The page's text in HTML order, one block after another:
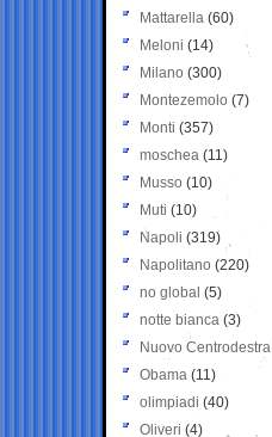
Mattarella (60)
Meloni (14)
Milano (300)
Montezemolo (7)
Monti (357)
moschea (11)
Musso (10)
Muti (10)
Napoli (319)
Napolitano (220)
no global (5)
notte bianca (3)
Nuovo Centrodestra
Obama (11)
olimpiadi (40)
Oliveri (4)